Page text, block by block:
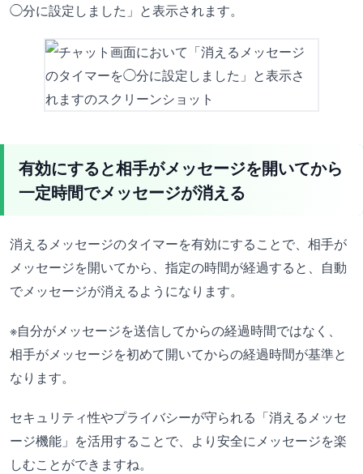
◯分に設定しました」と表示されます。
有効にすると相手がメッセージを開いてから
一定時間でメッセージが消える
消えるメッセージのタイマーを有効にすることで、相手が
メッセージを開いてから、指定の時間が経過すると、自動
でメッセージが消えるようになります。
※自分がメッセージを送信してからの経過時間ではなく、
相手がメッセージを初めて開いてからの経過時間が基準と
なります。
セキュリティ性やプライバシーが守られる「消えるメッセ
ージ機能」を活用することで、より安全にメッセージを楽
しむことができますね。